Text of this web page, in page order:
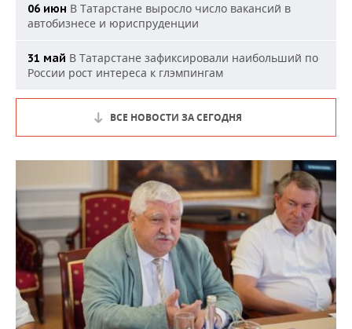
06 июн В Татарстане выросло число вакансий в
автобизнесе и юриспруденции
31 май В Татарстане зафиксировали наибольший по
России рост интереса к глэмпингам
ВСЕ НОВОСТИ ЗА СЕГОДНЯ